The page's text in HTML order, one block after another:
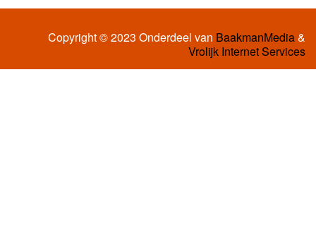
Copyright © 2023 Onderdeel van BaakmanMedia&
Vrolijk Internet Services